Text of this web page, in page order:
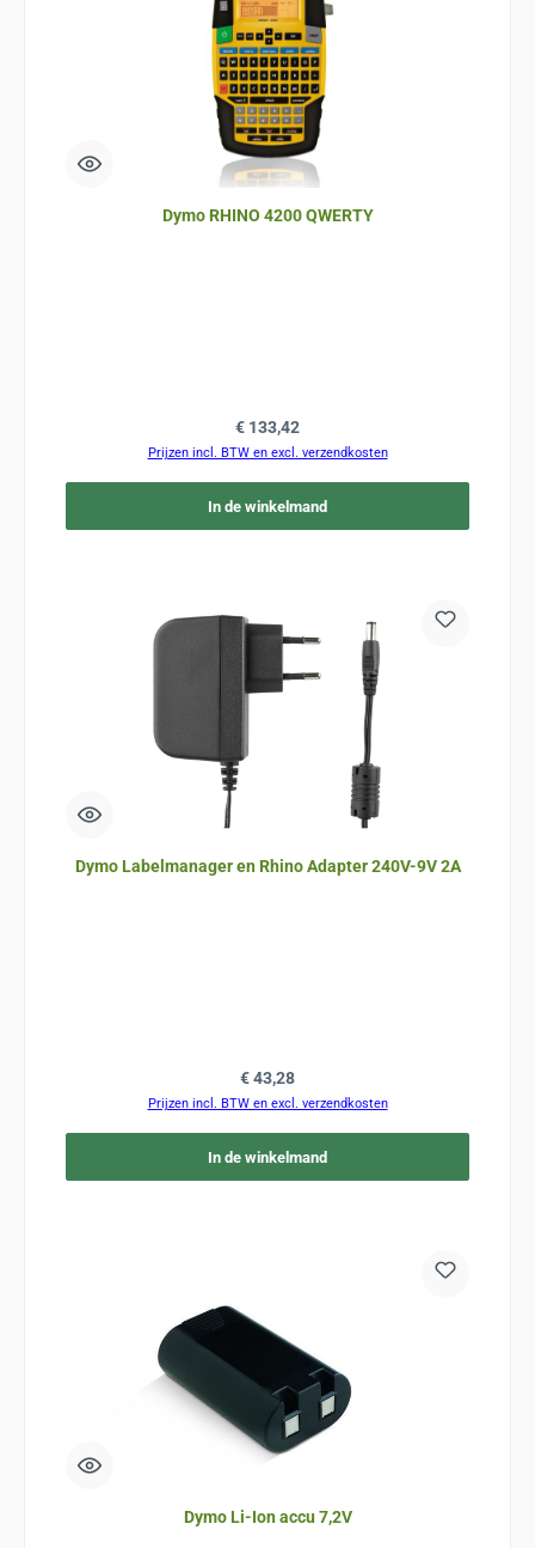
Dymo RHINO 4200 QWERTY
Normale prijs:
€ 133,42
Prijzen incl. BTW en excl. verzendkosten
In de winkelmand
Dymo Labelmanager en Rhino Adapter 240V-9V 2A
Normale prijs:
€ 43,28
Prijzen incl. BTW en excl. verzendkosten
In de winkelmand
Dymo Li-Ion accu 7,2V